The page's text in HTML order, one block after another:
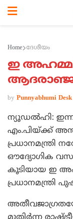
Home ദേശീയം
ഇ
by Punnyabhumi Desk
ന്യൂഡല്‍ഹി:
എം.പിയ്ക്ക്
പ്രധാനമന്ത്രി
ഔദ്യോഗിക
കൂടിയായ ഇ
പ്രധാനമന്ത്രി